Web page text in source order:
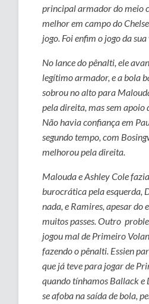
principal armador do meio
melhor em campo do
jogo. Foi enfim o jogo da
No lance do pênalti, ele
legítimo armador, e a bola
sobrou no alto para
pela direita, mas sem
Não havia confiança em
segundo tempo, com
melhorou pela direita.
Malouda e Ashley Cole
burocrática pela esquerda,
nada, e Ramires, apesar do
muitos passes. Outro
jogou mal de Primeiro
fazendo o pênalti. Essien
que já teve para jogar de
quando tínhamos Ballack e
se afoba na saída de bola,